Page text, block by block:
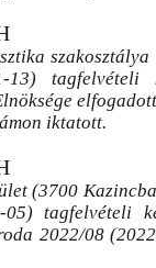
13) tagfelvételi
iktatott.
(3700
tagfelvételi
2022/08